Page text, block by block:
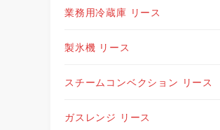
業務用冷蔵庫 リース
製氷機 リース
スチームコンベクション リース
ガスレンジ リース